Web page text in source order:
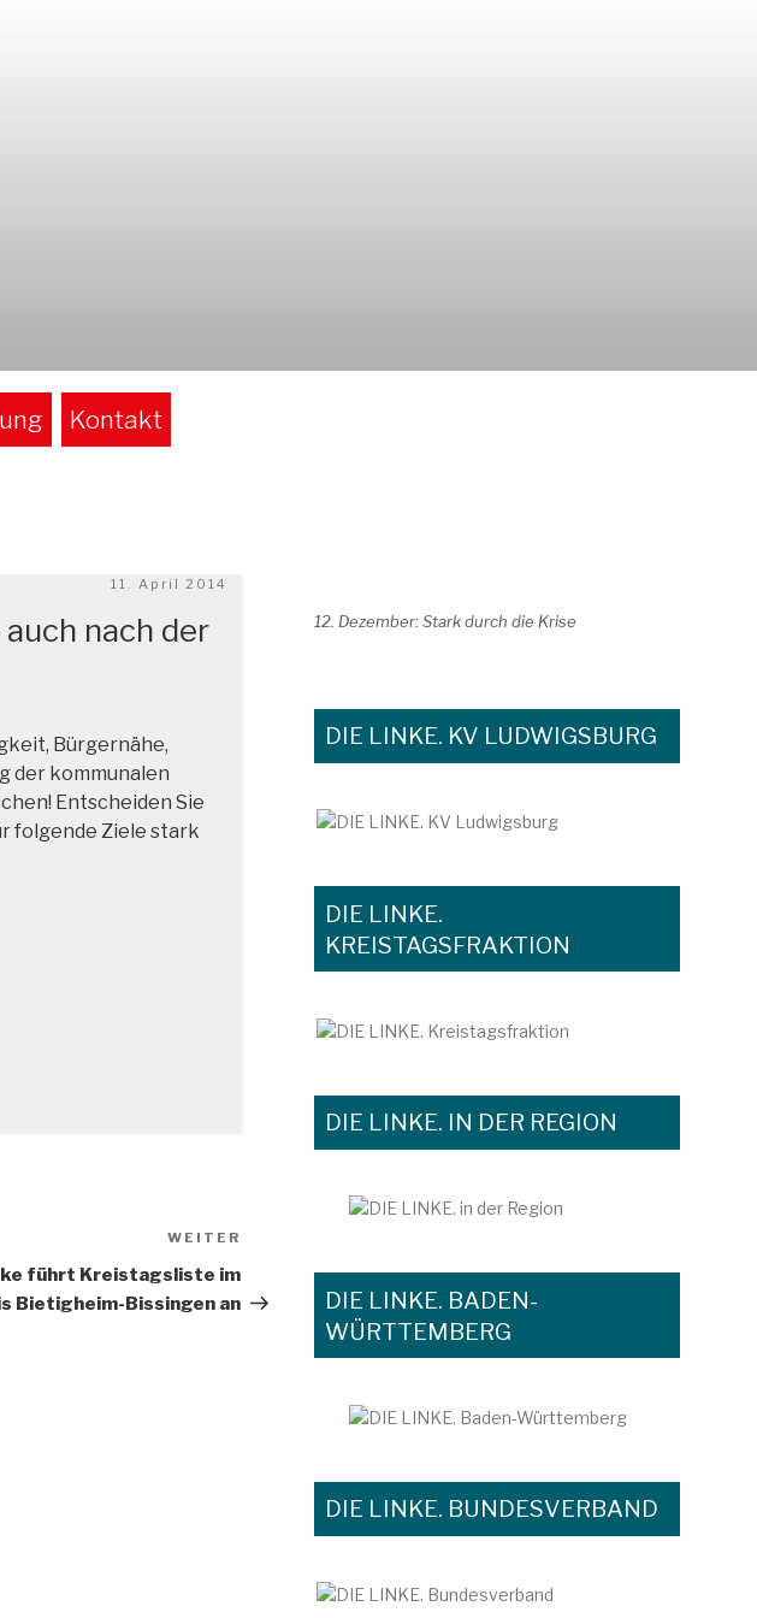
Kontakt
Veröffentlicht
11. April 2014
nach der
Bürgernähe,
der kommunalen
Entscheiden Sie
folgende Ziele stark
Beitrag
WEITER
führt Kreistagsliste im
Bietigheim-Bissingen an
12. Dezember: Stark durch die Krise
DIE LINKE. KV LUDWIGSBURG
DIE LINKE.
KREISTAGSFRAKTION
DIE LINKE. IN DER REGION
DIE LINKE. BADEN-
WÜRTTEMBERG
DIE LINKE. BUNDESVERBAND